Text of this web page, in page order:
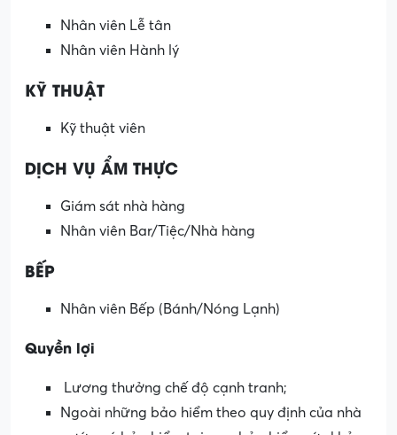
Nhân viên Lễ tân
Nhân viên Hành lý
KỸ THUẬT
Kỹ thuật viên
DỊCH VỤ ẨM THỰC
Giám sát nhà hàng
Nhân viên Bar/Tiệc/Nhà hàng
BẾP
Nhân viên Bếp (Bánh/Nóng Lạnh)
Quyền lợi
Lương thưởng chế độ cạnh tranh;
Ngoài những bảo hiểm theo quy định của nhà